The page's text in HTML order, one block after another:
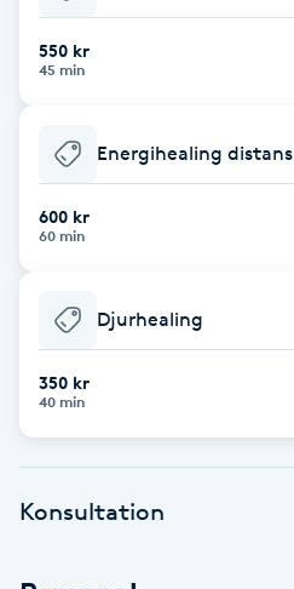
Babylights
Balayage
Bambumassage
Barber
Barnklippning
BIAB
Bottenfärg
550 kr
45 min
Energihealing distans
600 kr
60 min
Djurhealing
350 kr
40 min
Konsultation